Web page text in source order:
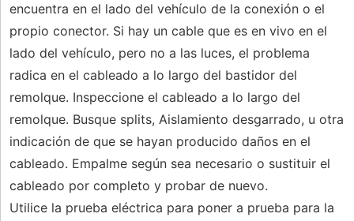
encuentra en el lado del vehículo de la conexión o el
propio conector. Si hay un cable que es en vivo en el
lado del vehículo, pero no a las luces, el problema
radica en el cableado a lo largo del bastidor del
remolque. Inspeccione el cableado a lo largo del
remolque. Busque splits, Aislamiento desgarrado, u otra
indicación de que se hayan producido daños en el
cableado. Empalme según sea necesario o sustituir el
cableado por completo y probar de nuevo.
Utilice la prueba eléctrica para poner a prueba para la